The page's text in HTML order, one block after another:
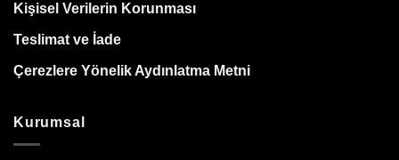
Kişisel Verilerin Korunması
Teslimat ve İade
Çerezlere Yönelik Aydınlatma Metni
Kurumsal